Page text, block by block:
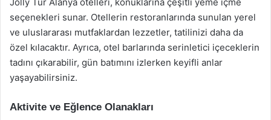
seçenekleri sunar. Otellerin restoranlarında sunulan yerel
ve uluslararası mutfaklardan lezzetler, tatilinizi daha da
özel kılacaktır. Ayrıca, otel barlarında serinletici içeceklerin
tadını çıkarabilir, gün batımını izlerken keyifli anlar
yaşayabilirsiniz.
Aktivite ve Eğlence Olanakları